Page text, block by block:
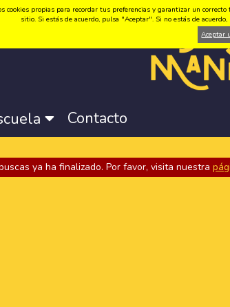
-English
Contacto
ya ha finalizado. Por favor, visita nuestra
cookies propias para recordar tus preferencias y garantizar un
sitio. Si estás de acuerdo, pulsa "Aceptar". Si no estás de
Aceptar